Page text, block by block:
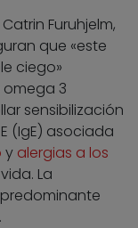
Furuhjelm,
que «este
ciego»
3
sensibilización
(IgE) asociada
y alergias a los
La